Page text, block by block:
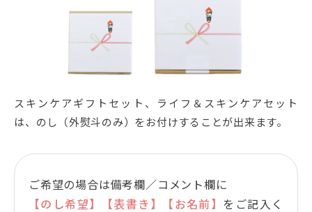
スキンケアギフトセット、ライフ＆スキンケアセット
は、のし（外熨斗のみ）をお付けすることが出来ます。
ご希望の場合は備考欄／コメント欄に
【のし希望】【表書き】【お名前】 をご記入く